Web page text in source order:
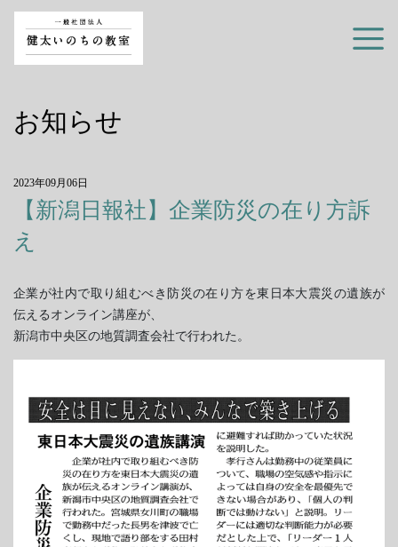
お知らせ
2023年09月06日
【新潟日報社】企業防災の在り方訴
え
企業が社内で取り組むべき防災の在り方を東日本大震災の遺族が
伝えるオンライン講座が、
新潟市中央区の地質調査会社で行われた。